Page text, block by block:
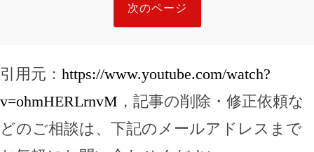
次のページ
引用元： https://www.youtube.com/watch?
v=ohmHERLrnvM ，記事の削除・修正依頼な
どのご相談は、下記のメールアドレスまで